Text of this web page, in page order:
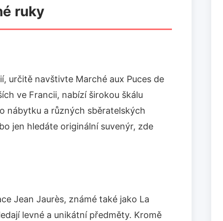
ruky
určitě navštivte Marché aux Puces de
ve Francii, nabízí širokou škálu
nábytku a různých sběratelských
jen hledáte originální suvenýr, zde
Jean Jaurès, známé také jako La
levné a unikátní předměty. Kromě